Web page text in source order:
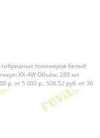
гибридных полимеров белый
KX-4W Объём: 280 мл
р. от 5 000 р.: 506.52 руб. от 30